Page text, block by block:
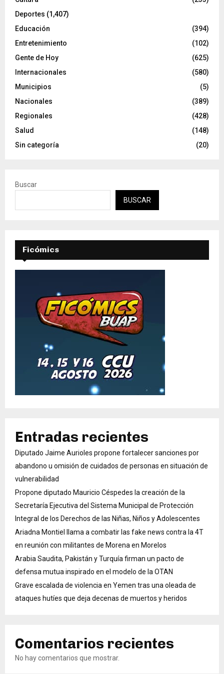
Deportes (1,407)
Educación
(394)
Entretenimiento
(102)
Gente de Hoy
(625)
Internacionales
(580)
Municipios
(5)
Nacionales
(389)
Regionales
(428)
Salud
(148)
Sin categoría
(20)
Buscar
BUSCAR
Ficómics
Entradas recientes
Diputado Jaime Aurioles propone fortalecer sanciones por
abandono u omisión de cuidados de personas en situación de
vulnerabilidad
Propone diputado Mauricio Céspedes la creación de la
Secretaría Ejecutiva del Sistema Municipal de Protección
Integral de los Derechos de las Niñas, Niños y Adolescentes
Ariadna Montiel llama a combatir las fake news contra la 4T
en reunión con militantes de Morena en Morelos
Arabia Saudita, Pakistán y Turquía firman un pacto de
defensa mutua inspirado en el modelo de la OTAN
Grave escalada de violencia en Yemen tras una oleada de
ataques hutíes que deja decenas de muertos y heridos
Comentarios recientes
No hay comentarios que mostrar.